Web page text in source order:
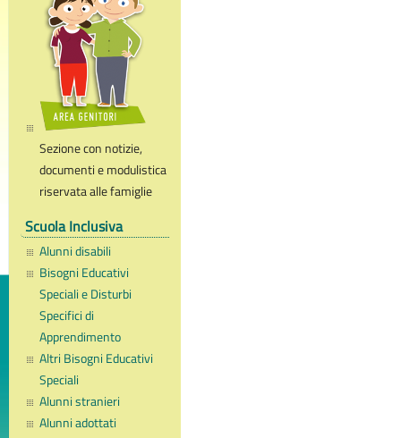
Sezione con notizie,
documenti e modulistica
riservata alle famiglie
Scuola Inclusiva
Alunni disabili
Bisogni Educativi
Speciali e Disturbi
Specifici di
Apprendimento
Altri Bisogni Educativi
Speciali
Alunni stranieri
Alunni adottati